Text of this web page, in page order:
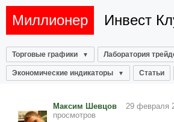
Миллионер Инвест
Торговые графики Лаборатория
Экономические индикаторы Статьи
Максим Шевцов 29 февраля
просмотров